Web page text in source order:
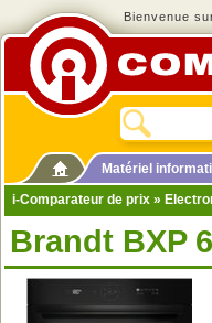
Bienvenue
Matériel
i-Comparateur de prix »
Brandt BXP